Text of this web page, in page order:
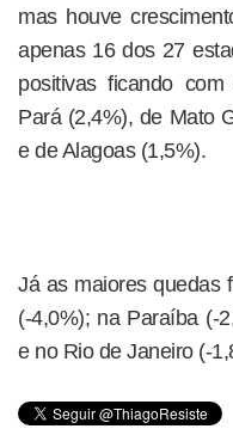
mas houve
apenas 16 dos 27
positivas ficando
Pará (2,4%), de Mato
e de Alagoas (1,5%).
Já as maiores quedas
(-4,0%); na Paraíba (-
e no Rio de Janeiro (-